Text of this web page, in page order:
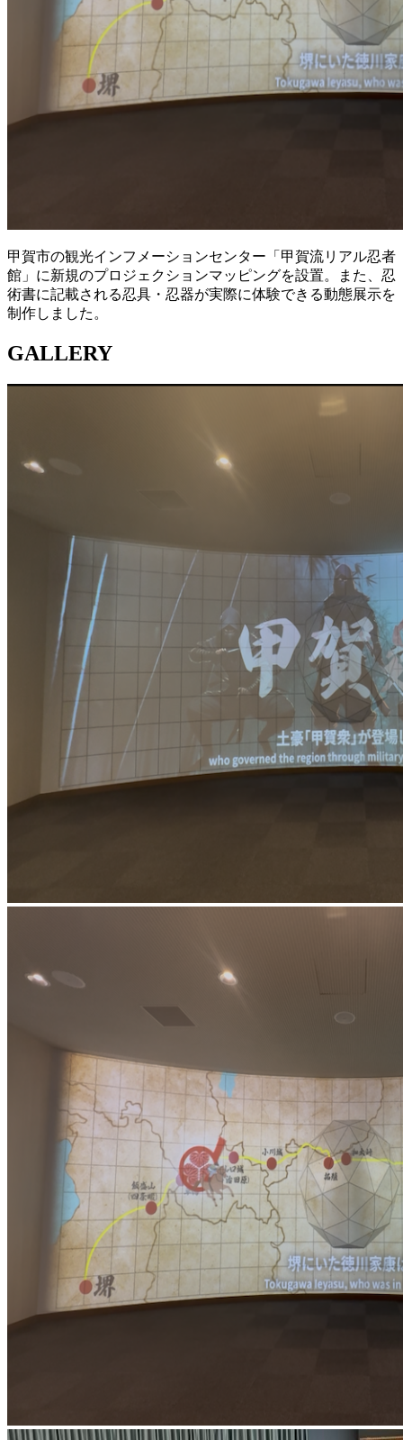
甲賀市の観光インフメーションセンター「甲賀流リアル忍者
館」に新規のプロジェクションマッピングを設置。また、忍
術書に記載される忍具・忍器が実際に体験できる動態展示を
制作しました。
GALLERY